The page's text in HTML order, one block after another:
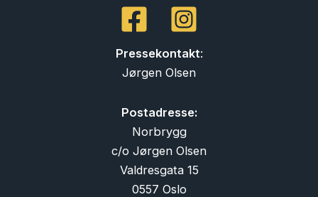
Pressekontakt:
Jørgen Olsen
Postadresse:
Norbrygg
c/o Jørgen Olsen
Valdresgata 15
0557 Oslo